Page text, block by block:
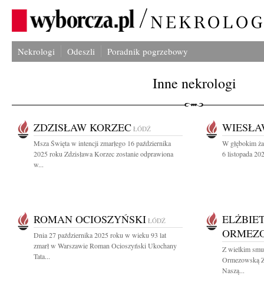
Nekrologi Odeszli Poradnik pogrzebowy
Inne nekrologi
ZDZISŁAW KORZEC ŁÓDŹ
Msza Święta w intencji zmarłego 16 października
2025 roku Zdzisława Korzec zostanie odprawiona
w...
W głębokim
6 listopada
ROMAN OCIOSZYŃSKI ŁÓDŹ
Dnia 27 października 2025 roku w wieku 93 lat
zmarł w Warszawie Roman Ocioszyński Ukochany
Tata...
Z wielkim
Ormezowską
Naszą...